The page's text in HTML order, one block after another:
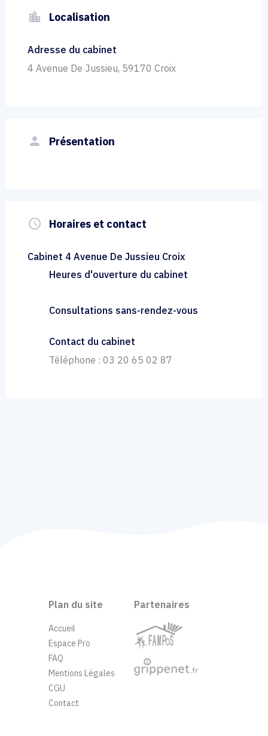
location_city Localisation
Adresse du cabinet
4 Avenue De Jussieu, 59170 Croix
person Présentation
query_builder Horaires et contact
Cabinet 4 Avenue De Jussieu Croix
Heures d'ouverture du cabinet
Consultations sans-rendez-vous
Contact du cabinet
Téléphone : 03 20 65 02 87
Plan du site
Accueil
Espace Pro
FAQ
Mentions Légales
CGU
Contact
Partenaires